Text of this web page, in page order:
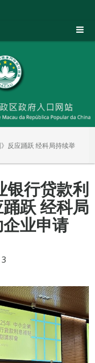
反应踊跃 经科局持续举
银行贷款利
跃 经科局
业申请